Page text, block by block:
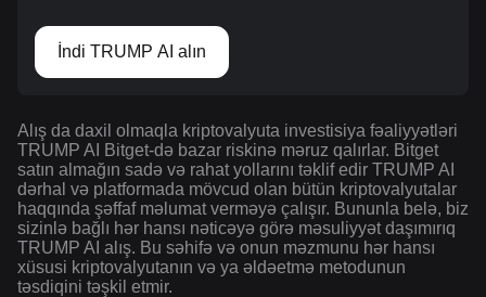
İndi TRUMP AI alın
Alış da daxil olmaqla kriptovalyuta investisiya fəaliyyətləri
TRUMP AI Bitget-də bazar riskinə məruz qalırlar. Bitget
satın almağın sadə və rahat yollarını təklif edir TRUMP AI
dərhal və platformada mövcud olan bütün kriptovalyutalar
haqqında şəffaf məlumat verməyə çalışır. Bununla belə, biz
sizinlə bağlı hər hansı nəticəyə görə məsuliyyət daşımırıq
TRUMP AI alış. Bu səhifə və onun məzmunu hər hansı
xüsusi kriptovalyutanın və ya əldəetmə metodunun
təsdiqini təşkil etmir.